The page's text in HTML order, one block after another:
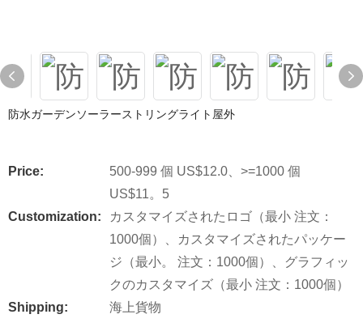
防水ガーデンソーラーストリングライト屋外
Price:
500-999 個 US$12.0、>=1000 個
US$11。5
Customization:
カスタマイズされたロゴ（最小 注文：
1000個）、カスタマイズされたパッケー
ジ（最小。 注文：1000個）、グラフィッ
クのカスタマイズ（最小 注文：1000個）
Shipping:
海上貨物